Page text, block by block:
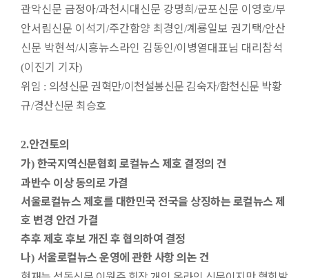
관악신문 금정아/과천시대신문 강명희/군포신문 이영호/부
안서림신문 이석기/주간함양 최경인/계룡일보 권기택/안산
신문 박현석/시흥뉴스라인 김동인/이병열대표님 대리참석
(이진기 기자)
위임 : 의성신문 권혁만/이천설봉신문 김숙자/합천신문 박황
규/경산신문 최승호
2.안건토의
가) 한국지역신문협회 로컬뉴스 제호 결정의 건
과반수 이상 동의로 가결
서울로컬뉴스 제호를 대한민국 전국을 상징하는 로컬뉴스 제
호 변경 안건 가결
추후 제호 후보 개진 후 협의하여 결정
나) 서울로컬뉴스 운영에 관한 사항 의논 건